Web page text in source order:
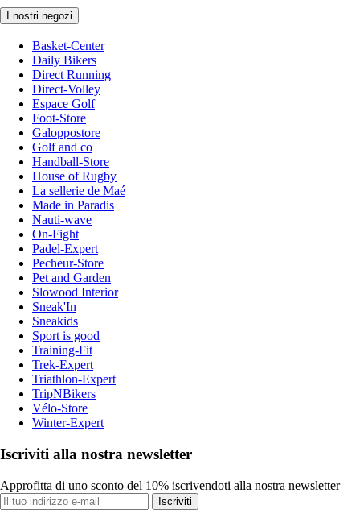
I nostri negozi
Basket-Center
Daily Bikers
Direct Running
Direct-Volley
Espace Golf
Foot-Store
Galoppostore
Golf and co
Handball-Store
House of Rugby
La sellerie de Maé
Made in Paradis
Nauti-wave
On-Fight
Padel-Expert
Pecheur-Store
Pet and Garden
Slowood Interior
Sneak'In
Sneakids
Sport is good
Training-Fit
Trek-Expert
Triathlon-Expert
TripNBikers
Vélo-Store
Winter-Expert
Iscriviti alla nostra newsletter
Approfitta di uno sconto del 10% iscrivendoti alla nostra newsletter
Iscriviti